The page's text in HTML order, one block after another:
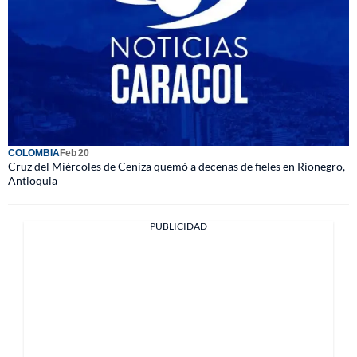
COLOMBIAFeb 20
Cruz del Miércoles de Ceniza quemó a decenas de fieles en Rionegro,
Antioquia
PUBLICIDAD